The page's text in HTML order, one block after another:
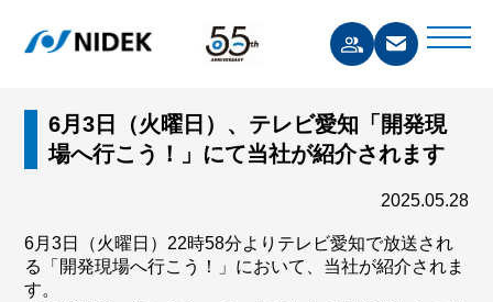
6月3日（火曜日）、テレビ愛知「開発現
場へ行こう！」にて当社が紹介されます
2025.05.28
6月3日（火曜日）22時58分よりテレビ愛知で放送され
る「開発現場へ行こう！」において、当社が紹介されま
す。